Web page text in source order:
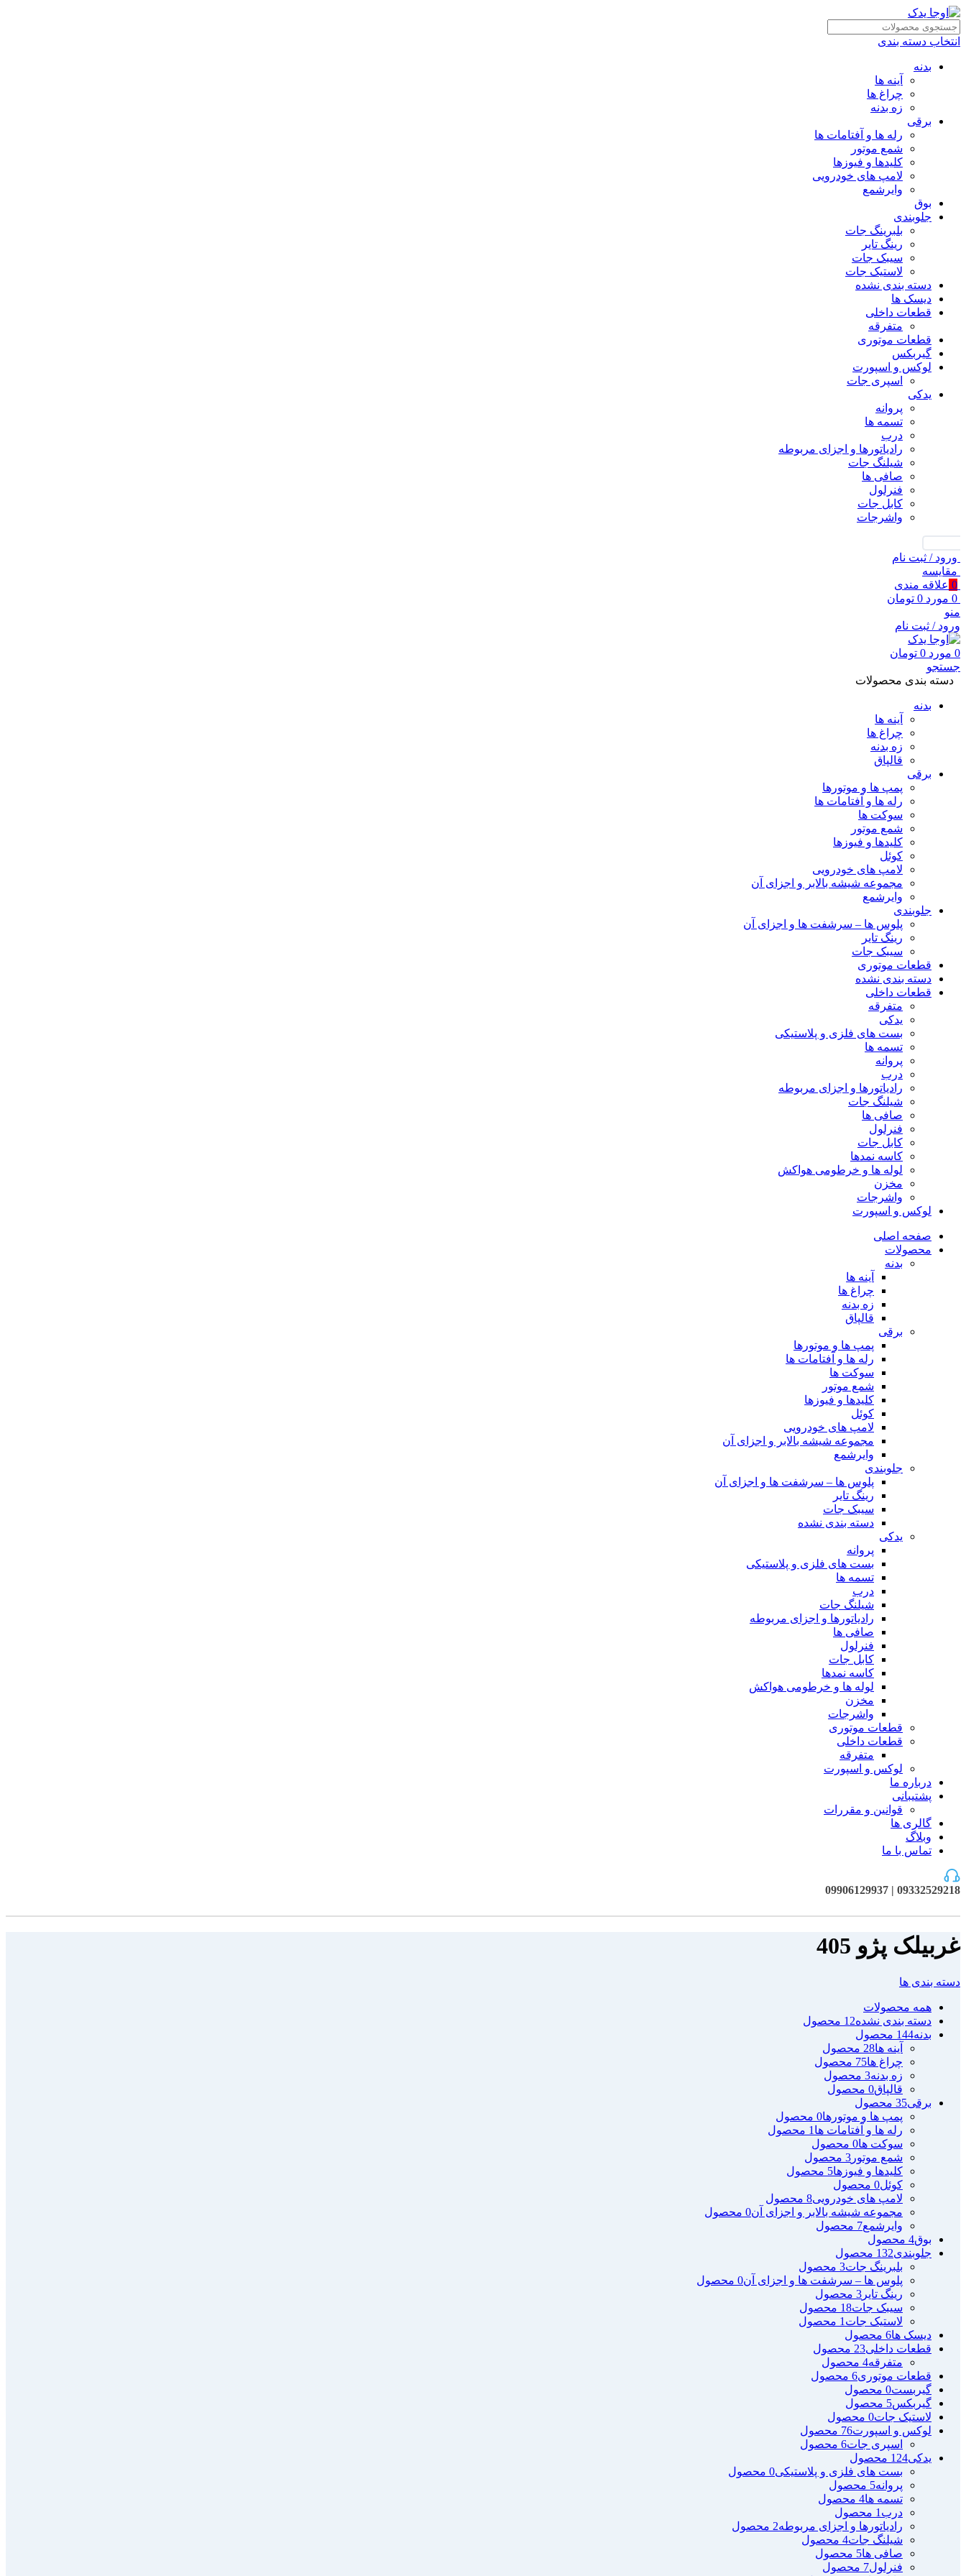
انتخاب دسته بندی
بدنه
آینه ها
چراغ ها
زه بدنه
برقی
رله ها و آفتامات ها
شمع موتور
کلیدها و فیوزها
لامپ های خودرویی
وایرشمع
بوق
جلوبندی
بلبرینگ جات
رینگ تایر
سیبک جات
لاستیک جات
دسته بندی نشده
دیسک ها
قطعات داخلی
متفرقه
قطعات موتوری
گیربکس
لوکس و اسپورت
اسپری جات
یدکی
پروانه
تسمه ها
درب
رادیاتورها و اجزای مربوطه
شیلنگ جات
صافی ها
فنرلول
کابل جات
واشرجات
ورود / ثبت نام
مقايسه
0 علاقه مندی
0 مورد 0 تومان
منو
ورود / ثبت نام
0 مورد 0 تومان
جستجو
دسته بندی محصولات
بدنه
آینه ها
چراغ ها
زه بدنه
قالپاق
برقی
پمپ ها و موتورها
رله ها و آفتامات ها
سوکت ها
شمع موتور
کلیدها و فیوزها
کوئل
لامپ های خودرویی
مجموعه شیشه بالابر و اجزای آن
وایرشمع
جلوبندی
پلوس ها – سرشفت ها و اجزای آن
رینگ تایر
سیبک جات
قطعات موتوری
دسته بندی نشده
قطعات داخلی
متفرقه
یدکی
بست های فلزی و پلاستیکی
تسمه ها
پروانه
درب
رادیاتورها و اجزای مربوطه
شیلنگ جات
صافی ها
فنرلول
کابل جات
کاسه نمدها
لوله ها و خرطومی هواکش
مخزن
واشرجات
لوکس و اسپورت
صفحه اصلی
محصولات
بدنه
آینه ها
چراغ ها
زه بدنه
قالپاق
برقی
پمپ ها و موتورها
رله ها و آفتامات ها
سوکت ها
شمع موتور
کلیدها و فیوزها
کوئل
لامپ های خودرویی
مجموعه شیشه بالابر و اجزای آن
وایرشمع
جلوبندی
پلوس ها – سرشفت ها و اجزای آن
رینگ تایر
سیبک جات
دسته بندی نشده
یدکی
پروانه
بست های فلزی و پلاستیکی
تسمه ها
درب
شیلنگ جات
رادیاتورها و اجزای مربوطه
صافی ها
فنرلول
کابل جات
کاسه نمدها
لوله ها و خرطومی هواکش
مخزن
واشرجات
قطعات موتوری
قطعات داخلی
متفرقه
لوکس و اسپورت
درباره ما
پشتیبانی
قوانین و مقررات
گالری ها
وبلاگ
تماس با ما
09332529218 | 09906129937
غربیلک پژو 405
دسته بندی ها
همه محصولات
دسته بندی نشده12 محصول
بدنه144 محصول
آینه ها28 محصول
چراغ ها75 محصول
زه بدنه3 محصول
قالپاق0 محصول
برقی35 محصول
پمپ ها و موتورها0 محصول
رله ها و آفتامات ها 1 محصول
سوکت ها0 محصول
شمع موتور 3 محصول
کلیدها و فیوزها5 محصول
کوئل0 محصول
لامپ های خودرویی8 محصول
مجموعه شیشه بالابر و اجزای آن0 محصول
وایرشمع7 محصول
بوق4 محصول
جلوبندی132 محصول
بلبرینگ جات3 محصول
پلوس ها – سرشفت ها و اجزای آن0 محصول
رینگ تایر 3 محصول
سیبک جات18 محصول
لاستیک جات 1 محصول
دیسک ها6 محصول
قطعات داخلی23 محصول
متفرقه4 محصول
قطعات موتوری6 محصول
گیربست0 محصول
گیربکس5 محصول
لاستیک جات0 محصول
لوکس و اسپورت76 محصول
اسپری جات6 محصول
یدکی124 محصول
بست های فلزی و پلاستیکی0 محصول
پروانه5 محصول
تسمه ها4 محصول
درب 1 محصول
رادیاتورها و اجزای مربوطه2 محصول
شیلنگ جات4 محصول
صافی ها5 محصول
فنرلول7 محصول